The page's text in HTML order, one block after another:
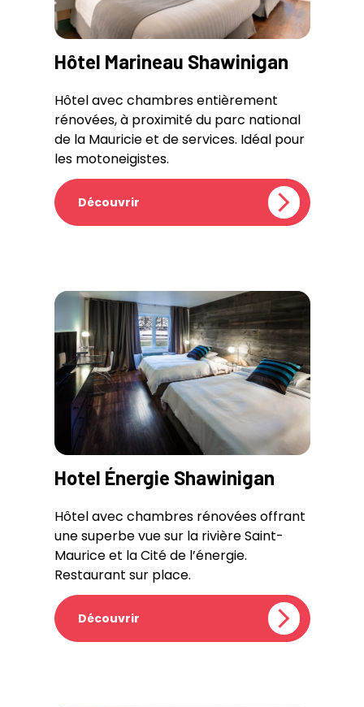
Hôtel Marineau Shawinigan
Hôtel avec chambres entièrement
rénovées, à proximité du parc national
de la Mauricie et de services. Idéal pour
les motoneigistes.
Découvrir
Hotel Énergie Shawinigan
Hôtel avec chambres rénovées offrant
une superbe vue sur la rivière Saint-
Maurice et la Cité de l’énergie.
Restaurant sur place.
Découvrir